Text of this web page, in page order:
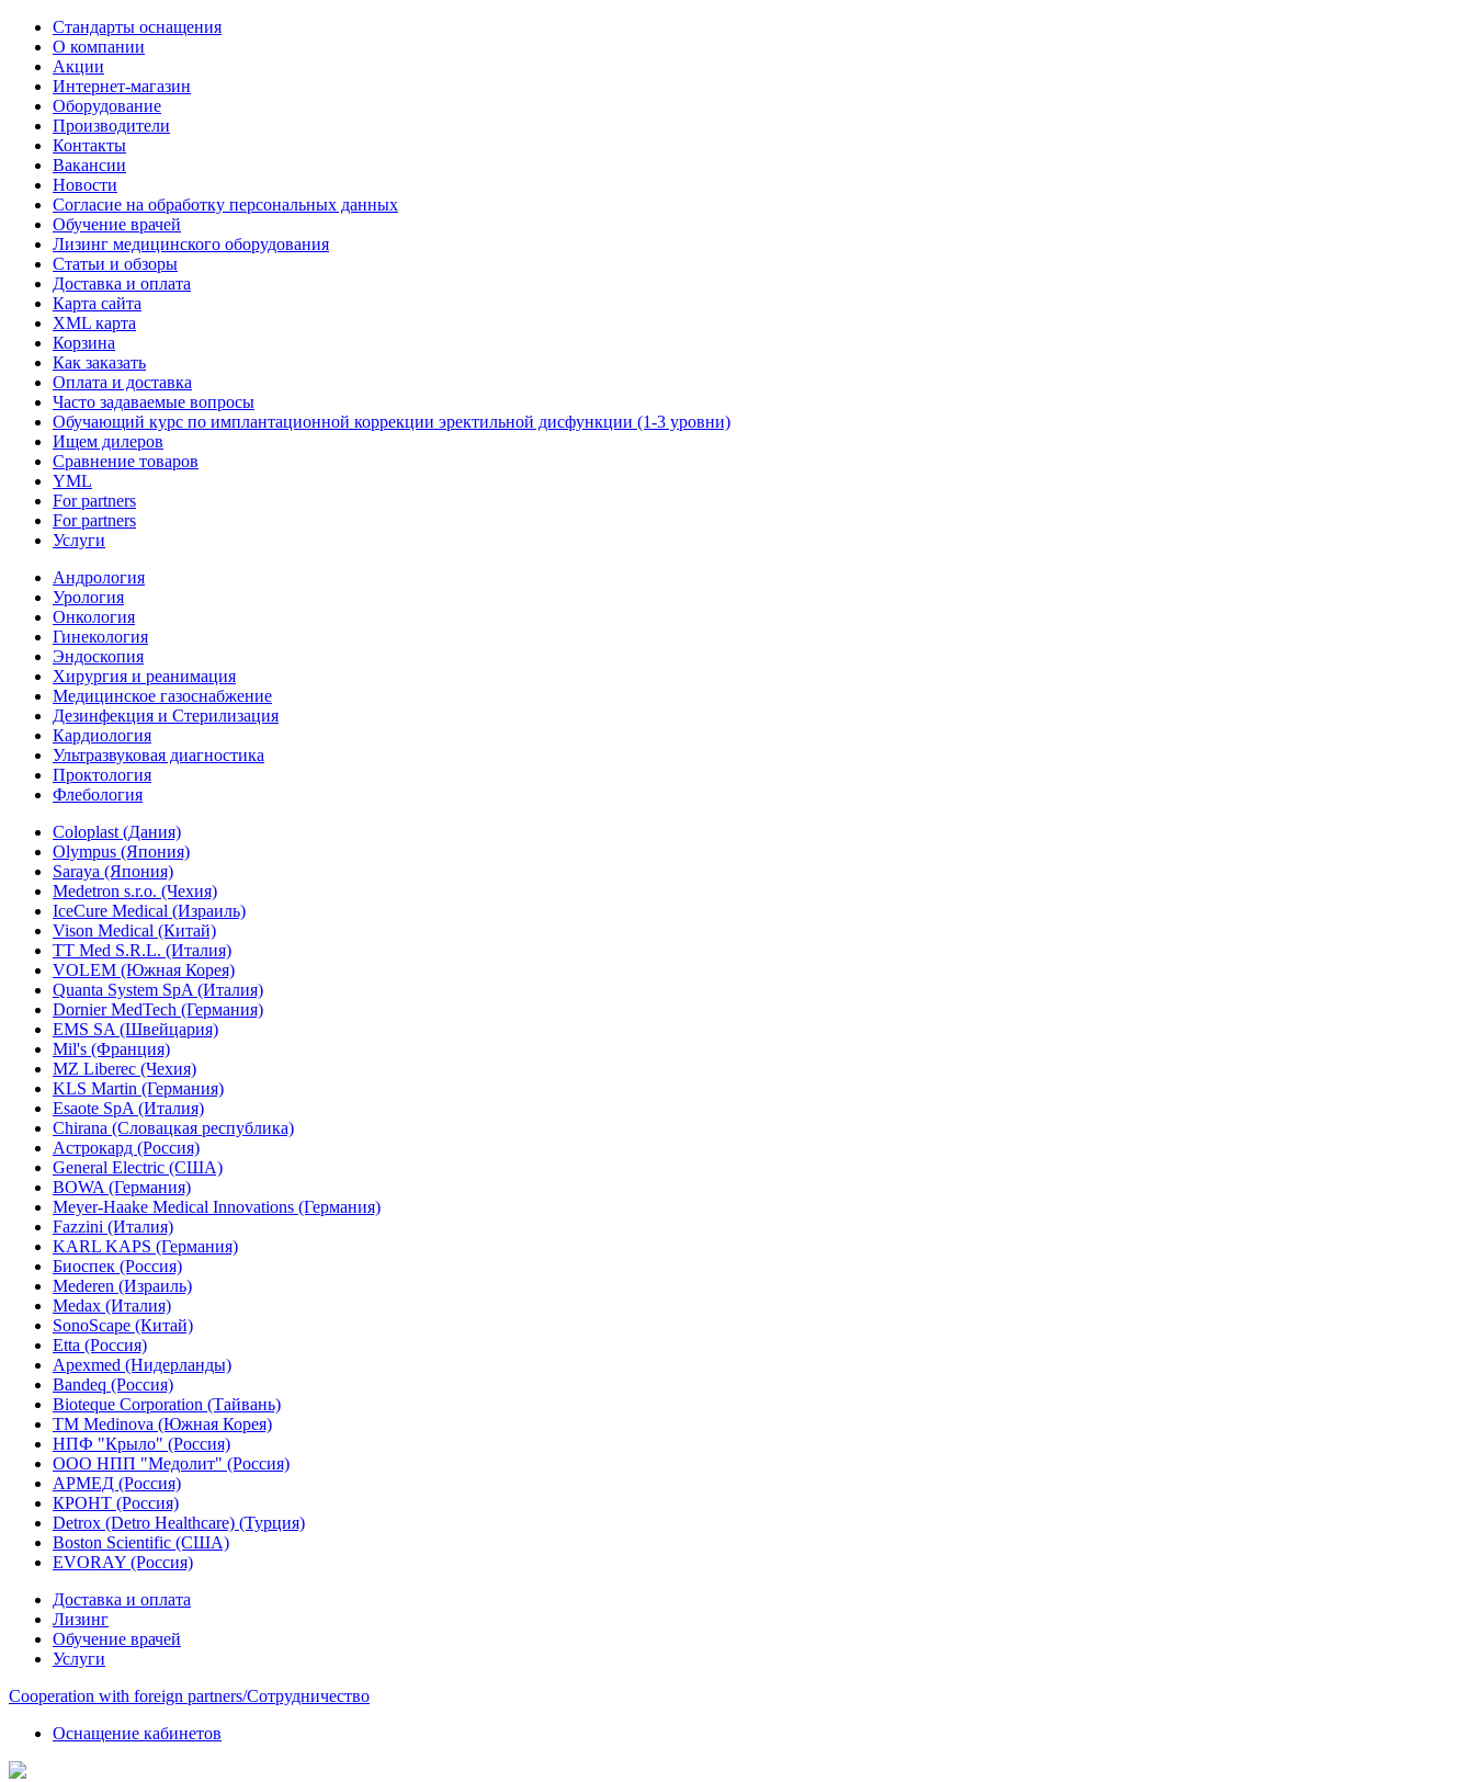
Стандарты оснащения
О компании
Акции
Интернет-магазин
Оборудование
Производители
Контакты
Вакансии
Новости
Согласие на обработку персональных данных
Обучение врачей
Лизинг медицинского оборудования
Статьи и обзоры
Доставка и оплата
Карта сайта
XML карта
Корзина
Как заказать
Оплата и доставка
Часто задаваемые вопросы
Обучающий курс по имплантационной коррекции эректильной дисфункции (1-3 уровни)
Ищем дилеров
Сравнение товаров
YML
For partners
For partners
Услуги
Андрология
Урология
Онкология
Гинекология
Эндоскопия
Хирургия и реанимация
Медицинское газоснабжение
Дезинфекция и Стерилизация
Кардиология
Ультразвуковая диагностика
Проктология
Флебология
Coloplast (Дания)
Olympus (Япония)
Saraya (Япония)
Medetron s.r.o. (Чехия)
IceCure Medical (Израиль)
Vison Medical (Китай)
TT Med S.R.L. (Италия)
VOLEM (Южная Корея)
Quanta System SpA (Италия)
Dornier MedTech (Германия)
EMS SA (Швейцария)
Mil's (Франция)
MZ Liberec (Чехия)
KLS Martin (Германия)
Esaote SpA (Италия)
Chirana (Словацкая республика)
Астрокард (Россия)
General Electric (США)
BOWA (Германия)
Meyer-Haake Medical Innovations (Германия)
Fazzini (Италия)
KARL KAPS (Германия)
Биоспек (Россия)
Mederen (Израиль)
Medax (Италия)
SonoScape (Китай)
Etta (Россия)
Apexmed (Нидерланды)
Bandeq (Россия)
Bioteque Corporation (Тайвань)
TM Medinova (Южная Корея)
НПФ "Крыло" (Россия)
ООО НПП "Медолит" (Россия)
АРМЕД (Россия)
КРОНТ (Россия)
Detrox (Detro Healthcare) (Турция)
Boston Scientific (США)
EVORAY (Россия)
Доставка и оплата
Лизинг
Обучение врачей
Услуги
Сooperation with foreign partners/Сотрудничество
Оснащение кабинетов